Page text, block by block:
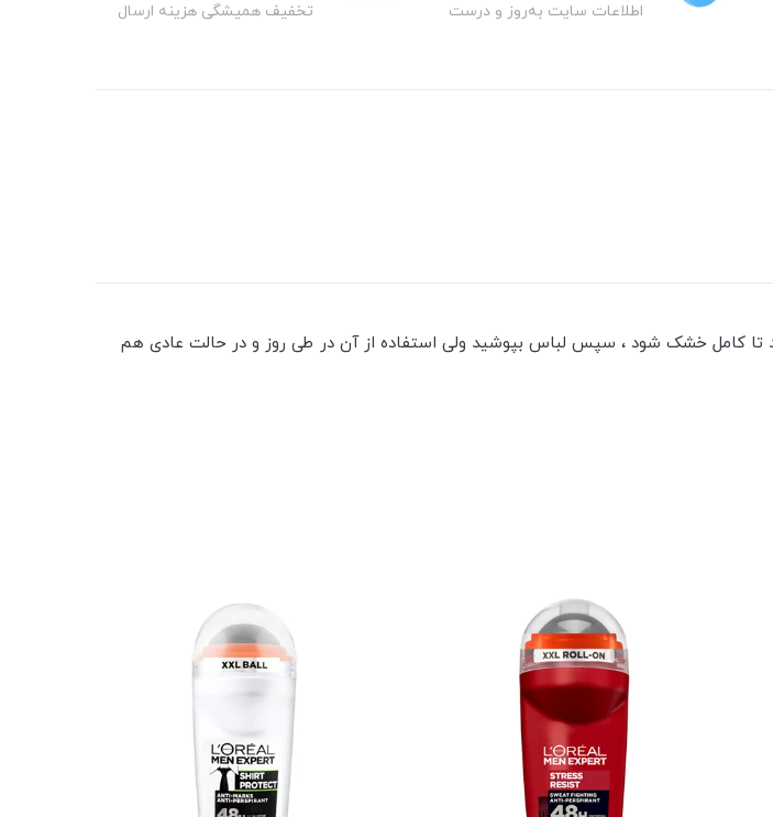
اطلاعات سایت به‌روز و درست تخفیف همیشگی هزینه ارسال
کامل خشک شود ، سپس لباس بپوشید ولی استفاده از آن در طی روز و در حالت عادی هم